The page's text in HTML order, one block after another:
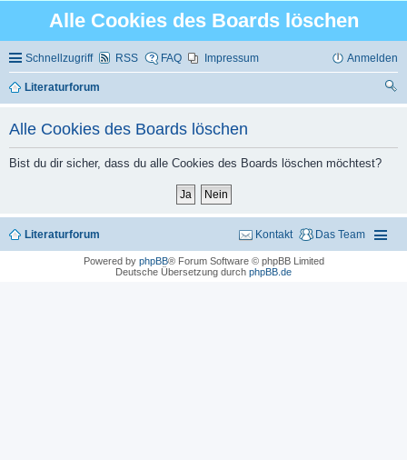
Alle Cookies des Boards löschen
Schnellzugriff RSS FAQ Impressum Anmelden
Literaturforum
Alle Cookies des Boards löschen
Bist du dir sicher, dass du alle Cookies des Boards löschen möchtest?
Literaturforum Das Team
Kontakt
Powered by phpBB® Forum Software © phpBB Limited
Deutsche Übersetzung durch phpBB.de